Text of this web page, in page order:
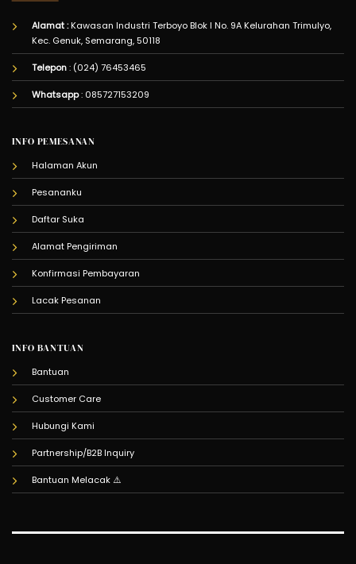
Alamat :Kawasan Industri Terboyo Blok I No. 9A Kelurahan Trimulyo,
Kec. Genuk, Semarang, 50118
Telepon: (024) 76453465
Whatsapp: 085727153209
INFO PEMESANAN
Halaman Akun
Pesananku
Daftar Suka
Alamat Pengiriman
Konfirmasi Pembayaran
Lacak Pesanan
INFO BANTUAN
Bantuan
Customer Care
Hubungi Kami
Partnership/B2B Inquiry
Bantuan Melacak